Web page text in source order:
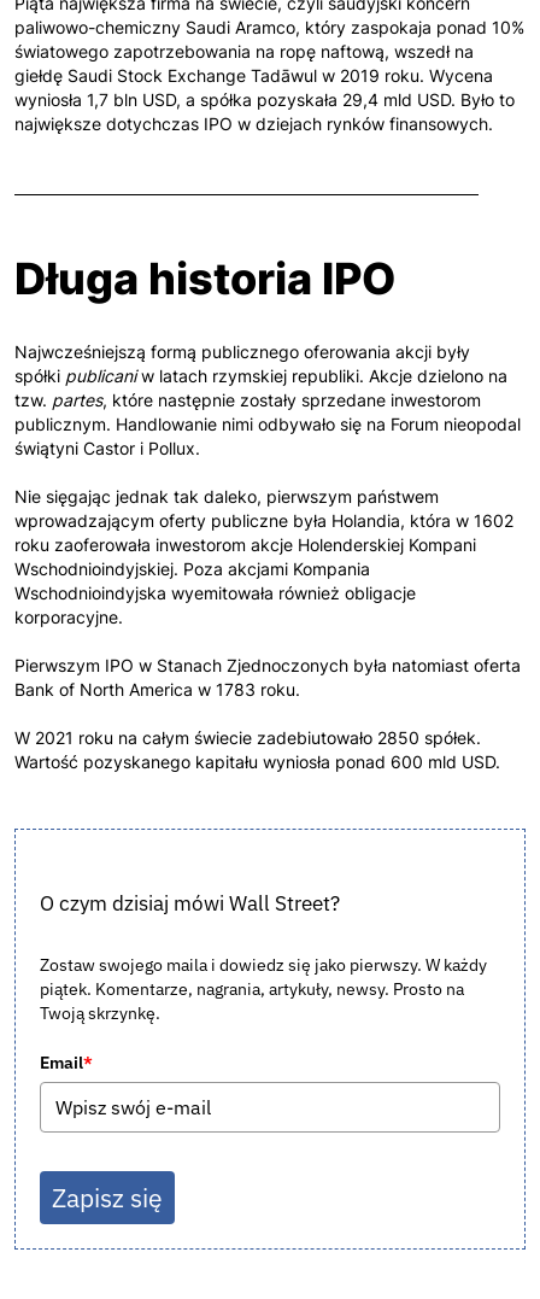
paliwowo-chemiczny Saudi Aramco, który zaspokaja ponad 10%
światowego zapotrzebowania na ropę naftową, wszedł na
giełdę Saudi Stock Exchange Tadāwul w 2019 roku. Wycena
wyniosła 1,7 bln USD, a spółka pozyskała 29,4 mld USD. Było to
największe dotychczas IPO w dziejach rynków finansowych.
Długa historia IPO
Najwcześniejszą formą publicznego oferowania akcji były
spółki publicaniw latach rzymskiej republiki. Akcje dzielono na
tzw. partes, które następnie zostały sprzedane inwestorom
publicznym. Handlowanie nimi odbywało się na Forum nieopodal
świątyni Castor i Pollux.
Nie sięgając jednak tak daleko, pierwszym państwem
wprowadzającym oferty publiczne była Holandia, która w 1602
roku zaoferowała inwestorom akcje Holenderskiej Kompani
Wschodnioindyjskiej. Poza akcjami Kompania
Wschodnioindyjska wyemitowała również obligacje
korporacyjne.
Pierwszym IPO w Stanach Zjednoczonych była natomiast oferta
Bank of North America w 1783 roku.
W 2021 roku na całym świecie zadebiutowało 2850 spółek.
Wartość pozyskanego kapitału wyniosła ponad 600 mld USD.
O czym dzisiaj mówi Wall Street?
Zostaw swojego maila i dowiedz się jako pierwszy. W każdy
piątek. Komentarze, nagrania, artykuły, newsy. Prosto na
Twoją skrzynkę.
Email*
Zapisz się